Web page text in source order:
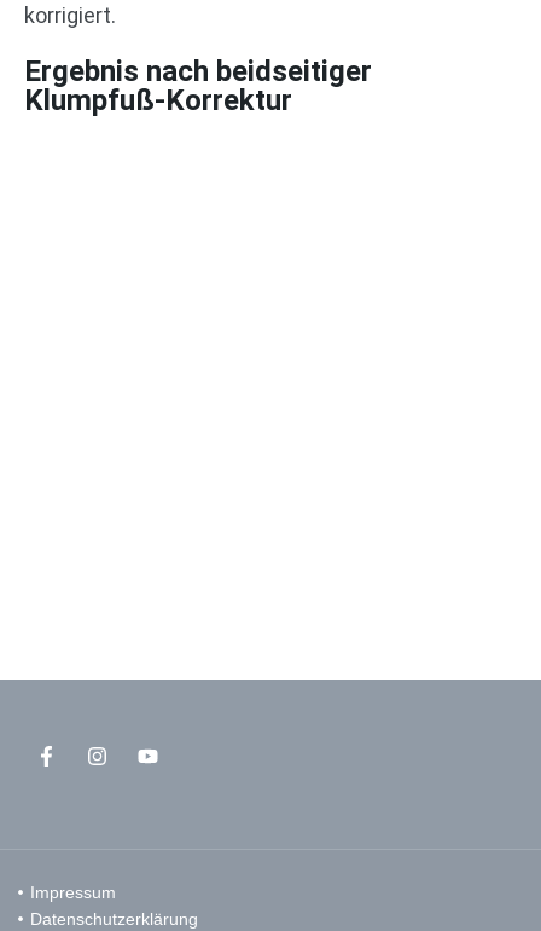
korrigiert.
Ergebnis nach beidseitiger
Klumpfuß-Korrektur
Impressum
Datenschutzerklärung